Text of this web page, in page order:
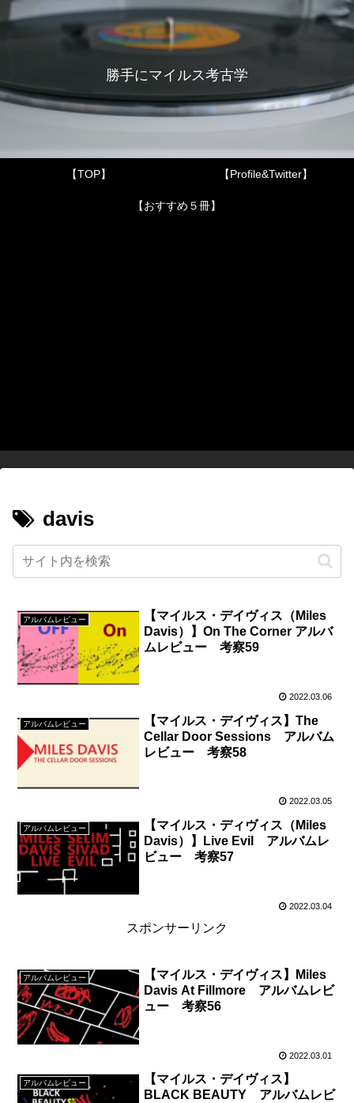
勝手にマイルス考古学
【TOP】 【Profile&Twitter】
【おすすめ５冊】
davis
アルバムレビュー
【マイルス・デイヴィス（Miles
Davis）】On The Corner アルバ
ムレビュー 考察59
2022.03.06
アルバムレビュー
【マイルス・デイヴィス】The
Cellar Door Sessions アルバム
レビュー 考察58
2022.03.05
アルバムレビュー
【マイルス・ディヴィス（Miles
Davis）】Live Evil アルバムレ
ビュー 考察57
2022.03.04
スポンサーリンク
アルバムレビュー
【マイルス・デイヴィス】Miles
Davis At Fillmore アルバムレビ
ュー 考察56
2022.03.01
アルバムレビュー
【マイルス・デイヴィス】
BLACK BEAUTY アルバムレビ